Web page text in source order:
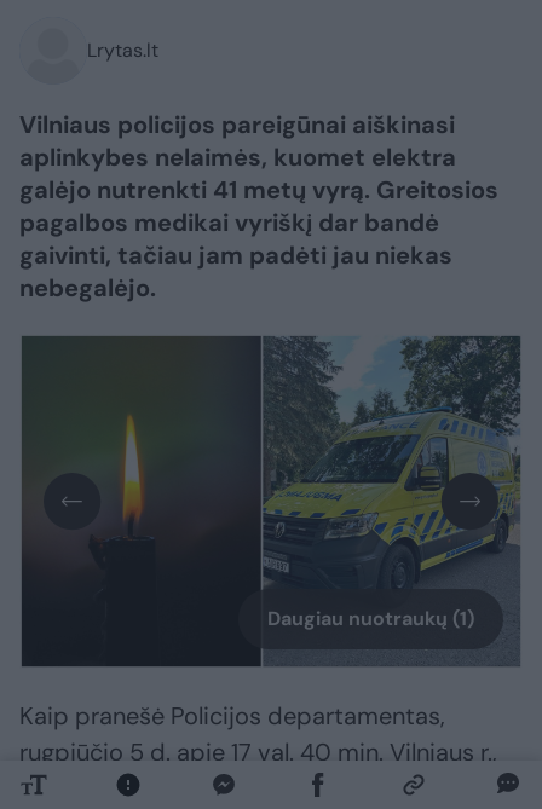
Lrytas.lt
Vilniaus policijos pareigūnai aiškinasi
aplinkybes nelaimės, kuomet elektra
galėjo nutrenkti 41 metų vyrą. Greitosios
pagalbos medikai vyriškį dar bandė
gaivinti, tačiau jam padėti jau niekas
nebegalėjo.
Daugiau nuotraukų (1)
Kaip pranešė Policijos departamentas,
rugpjūčio 5 d. apie 17 val. 40 min. Vilniaus r.,
Avižienių miestelyje, namo kieme, rastas